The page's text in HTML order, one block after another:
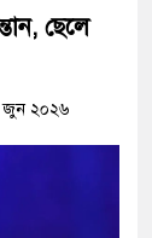
ছেলে
জুন ২০২৬